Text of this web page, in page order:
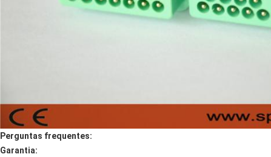
Perguntas frequentes:
Garantia: